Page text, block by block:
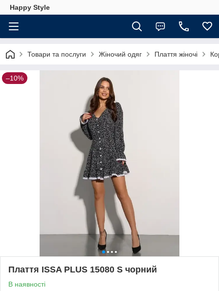
Happy Style
Товари та послуги Жіночий одяг Плаття жіночі
–10%
Плаття ISSA PLUS 15080 S чорний
В наявності